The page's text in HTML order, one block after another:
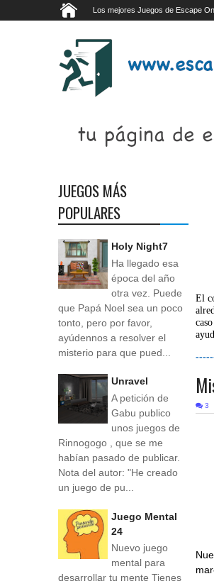
Los mejores Juegos de Escape
El
3
JUEGOS MÁS
POPULARES
Holy Night7
Ha llegado esa
época del año
otra vez. Puede
que Papá Noel sea un poco
tonto, pero por favor,
ayúdennos a resolver el
misterio para que pued...
Unravel
A petición de
Gabu publico
unos juegos de
Rinnogogo , que se me
habían pasado de publicar.
Nota del autor: "He creado
un juego de pu...
Juego Mental
24
Nuevo juego
mental para
desarrollar tu mente Tienes